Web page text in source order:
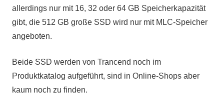
allerdings nur mit 16, 32 oder 64 GB Speicherkapazität
gibt, die 512 GB große SSD wird nur mit MLC-Speicher
angeboten.
Beide SSD werden von Trancend noch im
Produktkatalog aufgeführt, sind in Online-Shops aber
kaum noch zu finden.